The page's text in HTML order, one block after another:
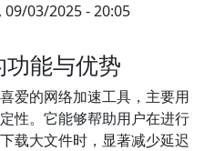
09/03/2025 - 20:05
能与优势
爱的网络加速工具，主要用
性。它能够帮助用户在进行
载大文件时，显著减少延迟